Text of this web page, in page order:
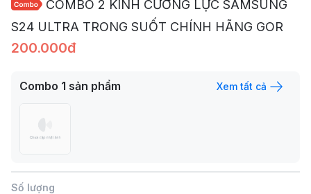
COMBO 2 KÍNH CƯỜNG LỰC SAMSUNG
S24 ULTRA TRONG SUỐT CHÍNH HÃNG GOR
200.000đ
Combo 1 sản phẩm Xem tất cả
Số lượng